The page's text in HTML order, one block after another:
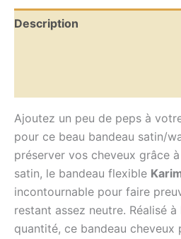
Description
Ajoutez un peu de peps à
pour ce beau bandeau satin/
préserver vos cheveux grâce
satin, le bandeau flexible
incontournable pour faire
restant assez neutre. Réalisé
quantité, ce bandeau